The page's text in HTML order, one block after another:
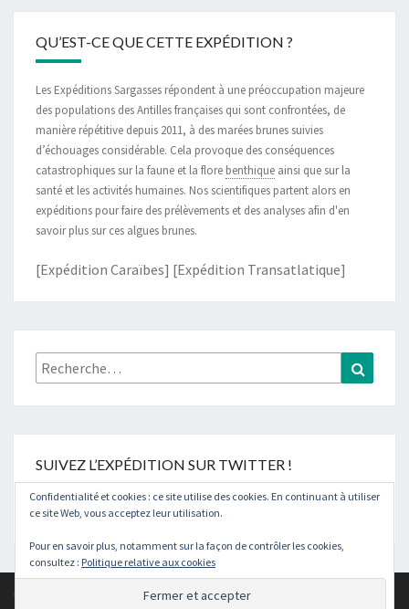
QU’EST-CE QUE CETTE EXPÉDITION ?
Les Expéditions Sargasses répondent à une préoccupation majeure
des populations des Antilles françaises qui sont confrontées, de
manière répétitive depuis 2011, à des marées brunes suivies
d’échouages considérable. Cela provoque des conséquences
catastrophiques sur la faune et la flore benthique ainsi que sur la
santé et les activités humaines. Nos scientifiques partent alors en
expéditions pour faire des prélèvements et des analyses afin d'en
savoir plus sur ces algues brunes.
[Expédition Caraïbes] [Expédition Transatlatique]
Rechercher :
SUIVEZ L’EXPÉDITION SUR TWITTER !
Tweets by @ExpeSargasses
© 2026 Fièrement propulsé parWordPress
Confidentialité et cookies : ce site utilise des cookies. En continuant à utiliser
ce site Web, vous acceptez leur utilisation.
Pour en savoir plus, notamment sur la façon de contrôler les cookies,
consultez : Politique relative aux cookies